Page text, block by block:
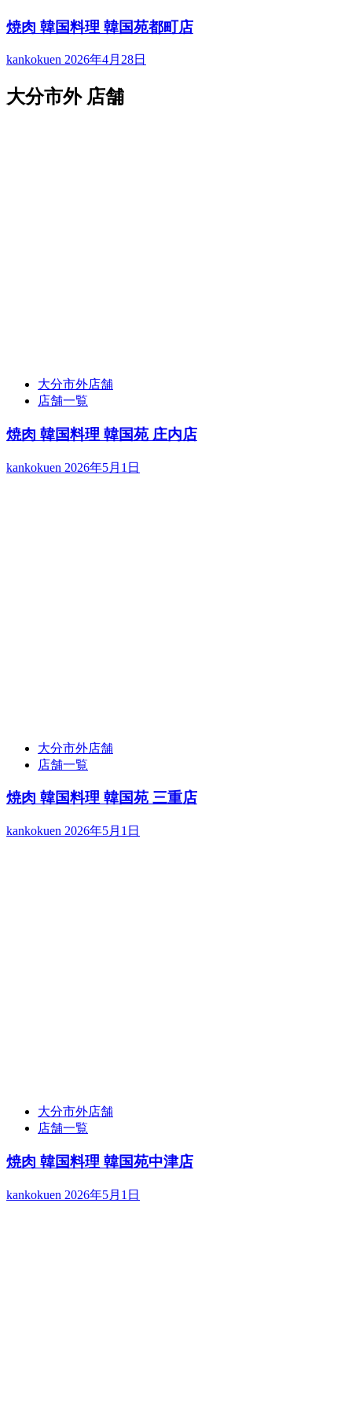
焼肉 韓国料理 韓国苑都町店
kankokuen 2026年4月28日
大分市外 店舗
大分市外店舗
店舗一覧
焼肉 韓国料理 韓国苑 庄内店
kankokuen 2026年5月1日
大分市外店舗
店舗一覧
焼肉 韓国料理 韓国苑 三重店
kankokuen 2026年5月1日
大分市外店舗
店舗一覧
焼肉 韓国料理 韓国苑中津店
kankokuen 2026年5月1日